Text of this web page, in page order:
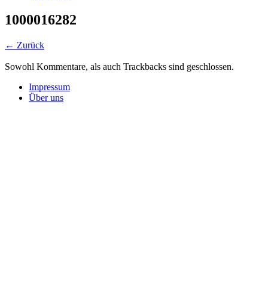
1000016282
← Zurück
Sowohl Kommentare, als auch Trackbacks sind geschlossen.
Impressum
Über uns